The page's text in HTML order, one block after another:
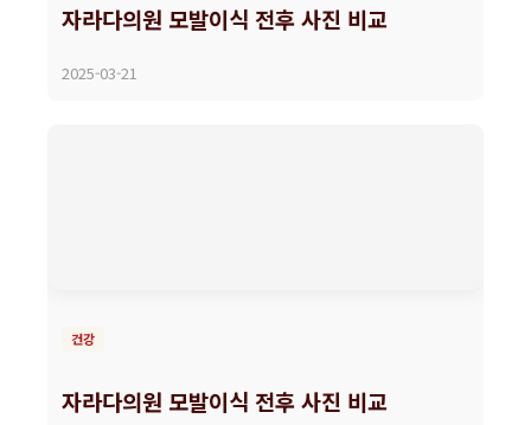
자라다의원 모발이식 전후 사진 비교
2025-03-21
건강
자라다의원 모발이식 전후 사진 비교